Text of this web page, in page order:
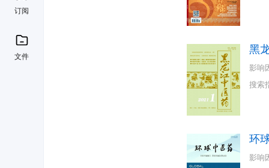
订阅
文件
黑
影响
搜索
环
影响